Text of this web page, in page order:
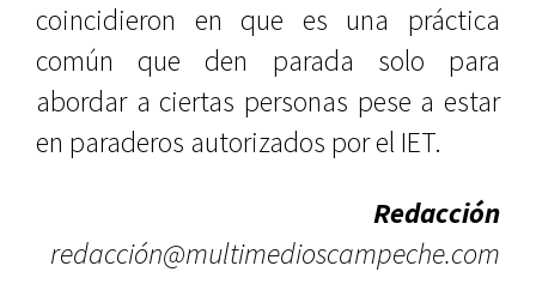
coincidieron en que es una práctica
común que den parada solo para
abordar a ciertas personas pese a estar
en paraderos autorizados por el IET.
Redacción
redacción@multimedioscampeche.com